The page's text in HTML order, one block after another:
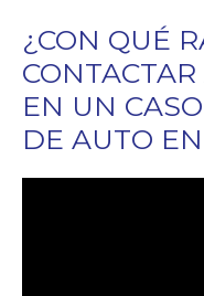
¿CON QUÉ
EN UN
DE AUTO